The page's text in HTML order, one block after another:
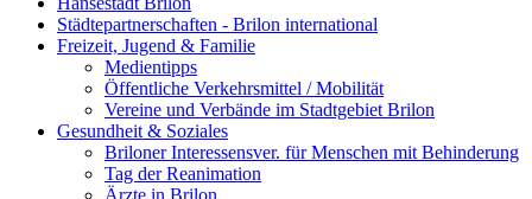
Städtepartnerschaften - Brilon international
Freizeit, Jugend & Familie
Medientipps
Öffentliche Verkehrsmittel / Mobilität
Vereine und Verbände im Stadtgebiet Brilon
Gesundheit & Soziales
Briloner Interessensver. für Menschen mit Behinderung
Tag der Reanimation